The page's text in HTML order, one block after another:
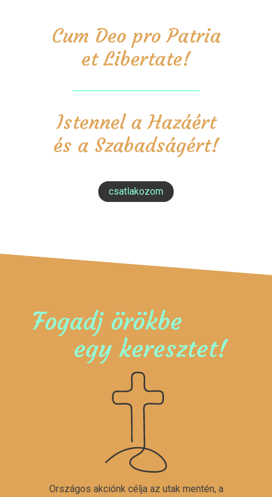
Cum Deo pro Patria
et Libertate!
Istennel a Hazáért
és a Szabadságért!
csatlakozom
Fogadj örökbe
egy keresztet!
Országos akciónk célja az utak mentén, a